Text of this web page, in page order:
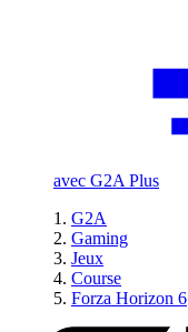
avec G2A Plus
G2A
Gaming
Jeux
Course
Forza Horizon 6